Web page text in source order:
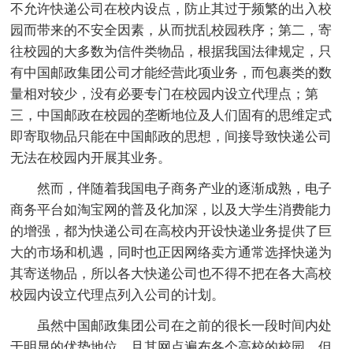
不允许快递公司在校内设点，防止其过于频繁的出入校
园而带来的不安全因素，从而扰乱校园秩序；第二，寄
往校园的大多数为信件类物品，根据我国法律规定，只
有中国邮政集团公司才能经营此项业务，而包裹类的数
量相对较少，没有必要专门在校园内设立代理点；第
三，中国邮政在校园的垄断地位及人们固有的思维定式
即寄取物品只能在中国邮政的思想，间接导致快递公司
无法在校园内开展其业务。
然而，伴随着我国电子商务产业的逐渐成熟，电子
商务平台如淘宝网的普及化加深，以及大学生消费能力
的增强，都为快递公司在高校内开设快递业务提供了巨
大的市场和机遇，同时也正因网络卖方通常选择快递为
其寄送物品，所以各大快递公司也不得不把在各大高校
校园内设立代理点列入公司的计划。
虽然中国邮政集团公司在之前的很长一段时间内处